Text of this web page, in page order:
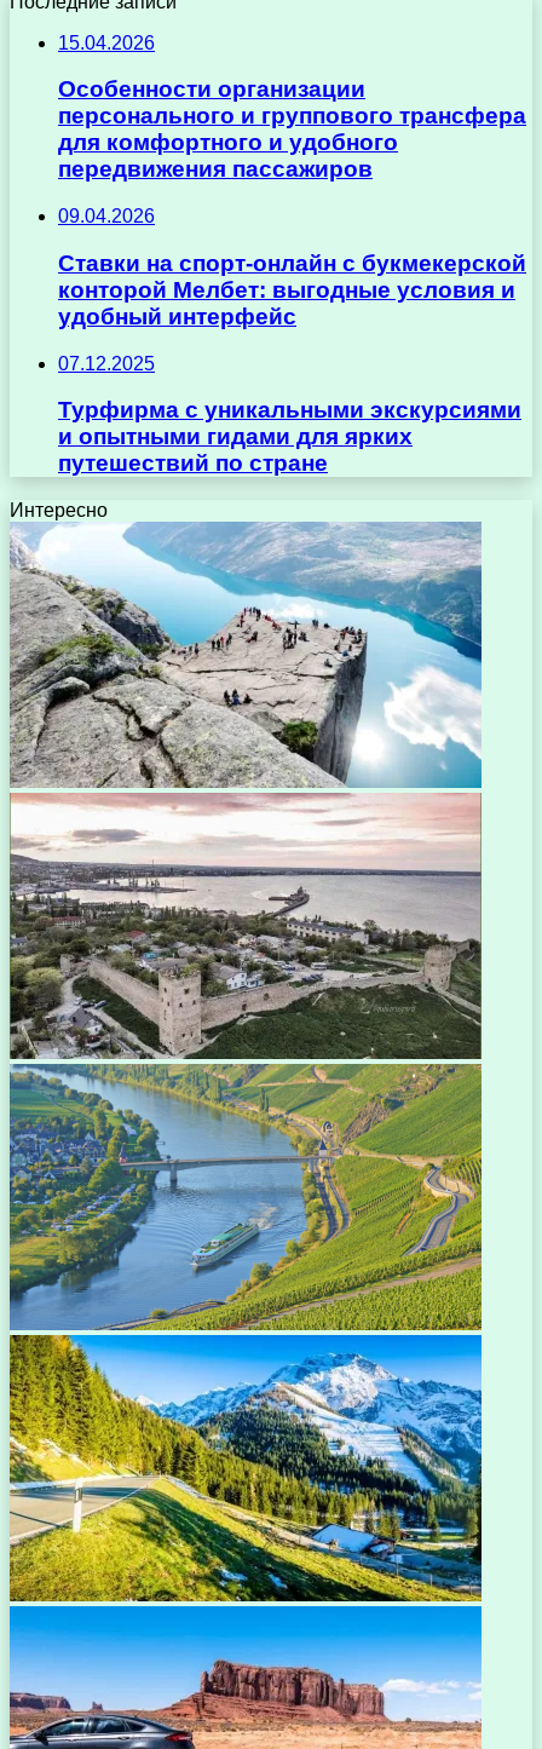
15.04.2026
Особенности организации
персонального и группового трансфера
для комфортного и удобного
передвижения пассажиров
09.04.2026
Ставки на спорт-онлайн с букмекерской
конторой Мелбет: выгодные условия и
удобный интерфейс
07.12.2025
Турфирма с уникальными экскурсиями
и опытными гидами для ярких
путешествий по стране
Интересно